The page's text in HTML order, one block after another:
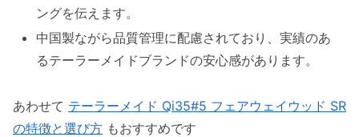
ングを伝えます。
中国製ながら品質管理に配慮されており、実績のあ
るテーラーメイドブランドの安心感があります。
あわせて テーラーメイド Qi35#5 フェアウェイウッド SR
の特徴と選び方 もおすすめです